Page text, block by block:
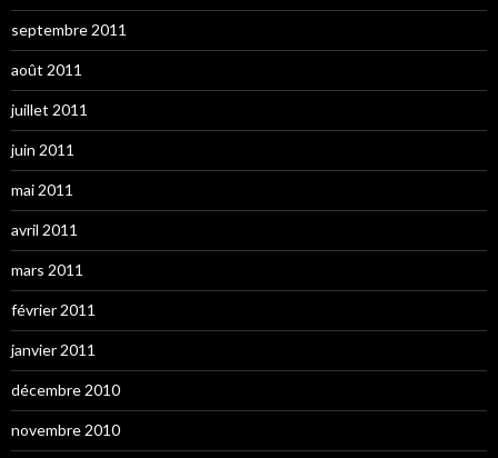
septembre 2011
août 2011
juillet 2011
juin 2011
mai 2011
avril 2011
mars 2011
février 2011
janvier 2011
décembre 2010
novembre 2010